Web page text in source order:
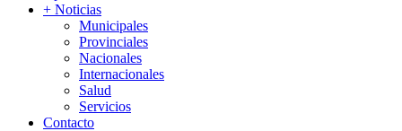
+ Noticias
Municipales
Provinciales
Nacionales
Internacionales
Salud
Servicios
Contacto